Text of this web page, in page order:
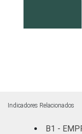
Indicadores Relacionados
B1 -